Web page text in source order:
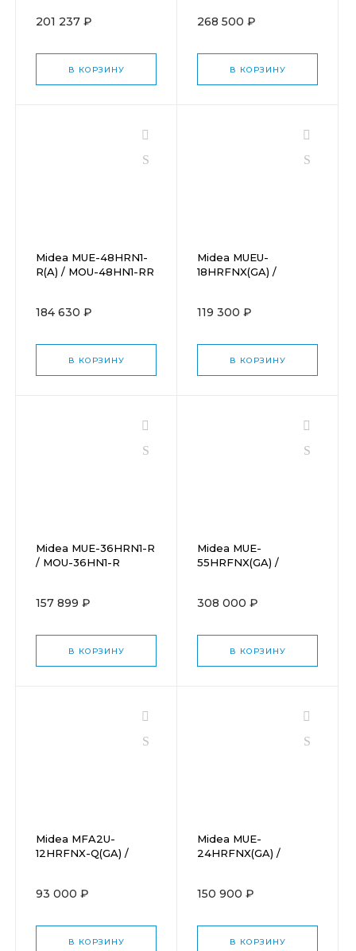
201 237 ₽
В КОРЗИНУ
268 500 ₽
В КОРЗИНУ
Midea MUE-48HRN1-
R(A) / MOU-48HN1-RR
184 630 ₽
В КОРЗИНУ
Midea MUEU-
18HRFNX(GA) /
119 300 ₽
В КОРЗИНУ
Midea MUE-36HRN1-R
/ MOU-36HN1-R
157 899 ₽
В КОРЗИНУ
Midea MUE-
55HRFNX(GA) /
308 000 ₽
В КОРЗИНУ
Midea MFA2U-
12HRFNX-Q(GA) /
93 000 ₽
В КОРЗИНУ
Midea MUE-
24HRFNX(GA) /
150 900 ₽
В КОРЗИНУ